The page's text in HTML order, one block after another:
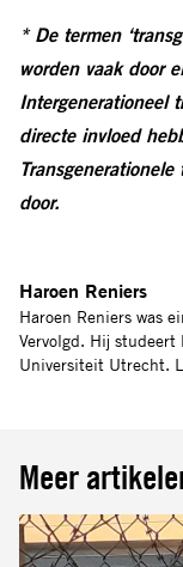
* De termen
worden vaak door
Intergenerationeel
directe invloed
door.
Haroen Reniers
Haroen Reniers was
Vervolgd. Hij
Universiteit Utrecht.
Meer